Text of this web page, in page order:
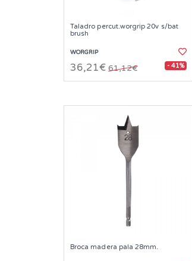
Taladro percut.worgrip 20v s/bat
brush
WORGRIP
36,21€ 61,12€ - 41%
Broca madera pala 28mm.